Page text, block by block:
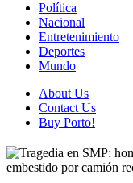
Política
Nacional
Entretenimiento
Deportes
Mundo
About Us
Contact Us
Buy Porto!